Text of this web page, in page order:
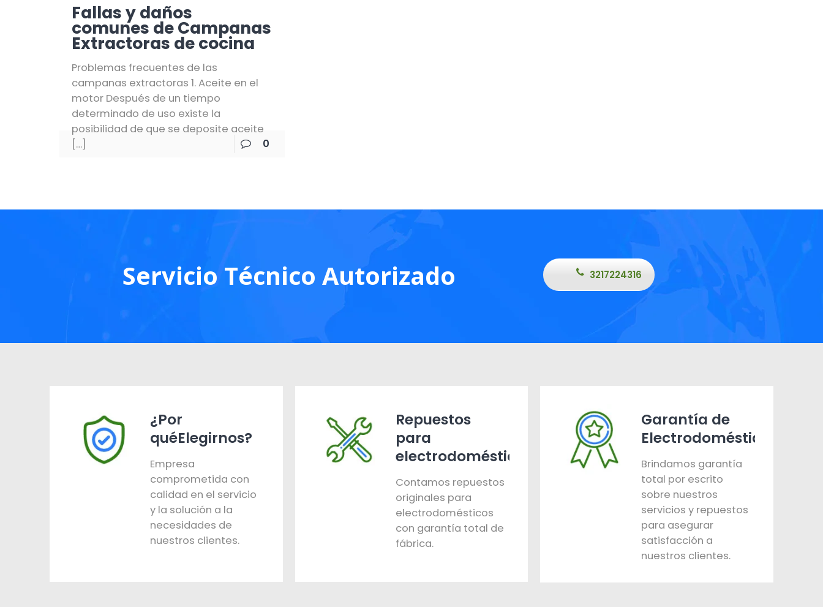
Fallas y daños
comunes de Campanas
Extractoras de cocina
Problemas frecuentes de las
campanas extractoras 1. Aceite en el
motor Después de un tiempo
determinado de uso existe la
posibilidad de que se deposite aceite
[…]
0
Servicio Técnico Autorizado 3217224316
¿Por
quéElegirnos?
Empresa
comprometida con
calidad en el servicio
y la solución a la
necesidades de
nuestros clientes.
Repuestos
para
electrodomésticos
Contamos repuestos
originales para
electrodomésticos
con garantía total de
fábrica.
Garantía de
Electrodomésticos
Brindamos garantía
total por escrito
sobre nuestros
servicios y repuestos
para asegurar
satisfacción a
nuestros clientes.